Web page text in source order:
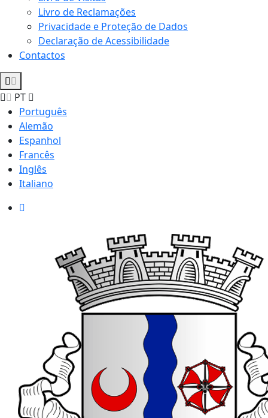
Livro de Reclamações
Privacidade e Proteção de Dados
Declaração de Acessibilidade
Contactos
PT
Português
Alemão
Espanhol
Francês
Inglês
Italiano